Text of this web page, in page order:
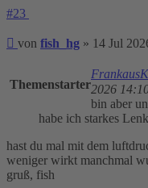
#23
Beitrag
von fish_hg » 14 Jul
Themenstarter2026
bin aber
habe ich starkes
hast du mal mit dem
weniger wirkt manchmal
gruß, fish